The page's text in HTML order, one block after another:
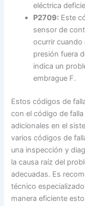
eléctrica
P2709: Este
sensor de
ocurrir cuando
presión fuera
indica un
embrague F.
Estos códigos de
con el código de
adicionales en el
varios códigos de
una inspección y
la causa raíz del
adecuadas. Es
técnico
manera eficiente